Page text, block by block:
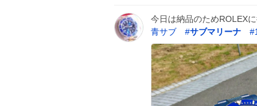
今日は納品のためROLEX
青サブ
#サブマリーナ #